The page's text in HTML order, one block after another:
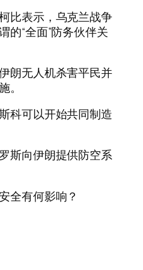
比表示，乌克兰战争
的“全面”防务伙伴关
朗无人机杀害平民并
。
科可以开始共同制造
斯向伊朗提供防空系
全有何影响？